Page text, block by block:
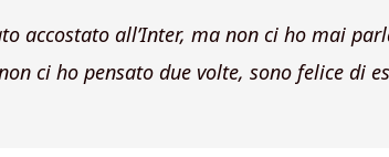
accostato all’Inter, ma non ci ho mai
ci ho pensato due volte, sono felice di